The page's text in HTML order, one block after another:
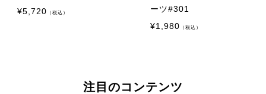
¥5,720 （税込）
ーツ#301
¥1,980 （税込）
注目のコンテンツ